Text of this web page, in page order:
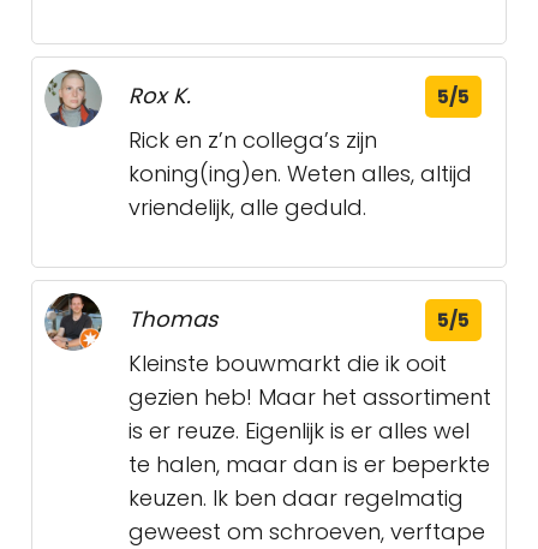
Rox K. 5/5
Rick en z’n collega’s zijn
koning(ing)en. Weten alles, altijd
vriendelijk, alle geduld.
Thomas 5/5
Kleinste bouwmarkt die ik ooit
gezien heb! Maar het assortiment
is er reuze. Eigenlijk is er alles wel
te halen, maar dan is er beperkte
keuzen. Ik ben daar regelmatig
geweest om schroeven, verftape